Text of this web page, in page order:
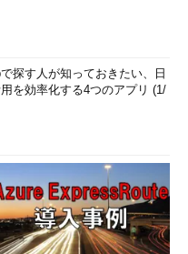
探す人が知っておきたい、日
を効率化する4つのアプリ (1/